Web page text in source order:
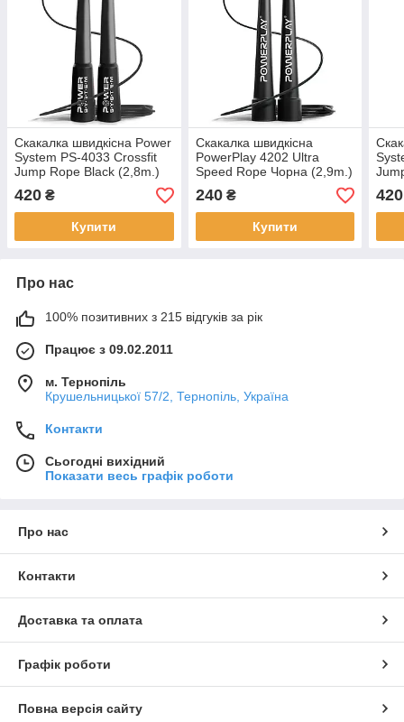
Скакалка швидкісна Power
System PS-4033 Crossfit
Jump Rope Black (2,8m.)
420 ₴
Купити
Скакалка швидкісна
PowerPlay 4202 Ultra
Speed Rope Чорна (2,9m.)
240₴
Купити
420
Про нас
100% позитивних з 215 відгуків за рік
Працює з 09.02.2011
м. Тернопіль
Крушельницької 57/2, Тернопіль, Україна
Контакти
Сьогодні вихідний
Показати весь графік роботи
Про нас
Контакти
Доставка та оплата
Графік роботи
Повна версія сайту